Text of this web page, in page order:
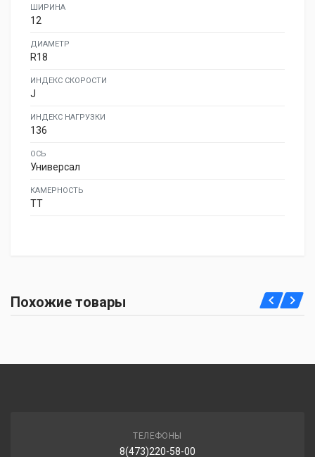
ШИРИНА
12
ДИАМЕТР
R18
ИНДЕКС СКОРОСТИ
J
ИНДЕКС НАГРУЗКИ
136
ОСЬ
Универсал
КАМЕРНОСТЬ
TT
Похожие товары
ТЕЛЕФОНЫ
8(473)220-58-00